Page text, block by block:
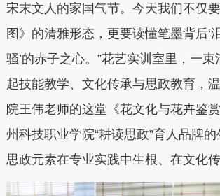
宋末文人的家国气节。今天我们不仅
图》的清雅形态，更要读懂笔墨背后‘
骚’的赤子之心。”花艺实训室里，一
起技能教学、文化传承与思政教育，
院王伟老师的这堂《花文化与花卉鉴
州科技职业学院“耕读思政”育人品牌
思政元素在专业实践中生根、在文化传